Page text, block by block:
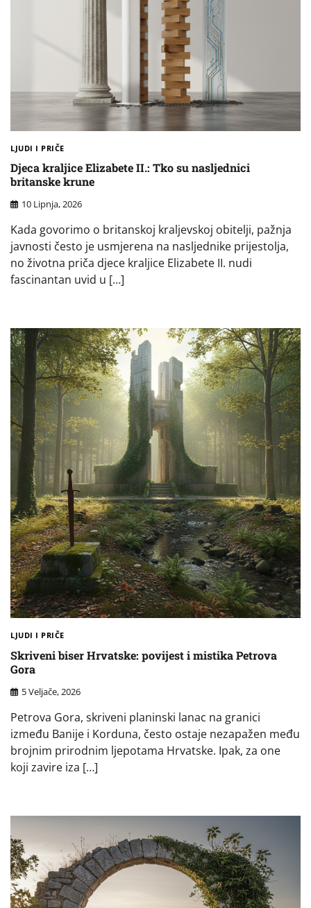
LJUDI I PRIČE
Djeca kraljice Elizabete II.: Tko su nasljednici
britanske krune
10 Lipnja, 2026
Kada govorimo o britanskoj kraljevskoj obitelji, pažnja
javnosti često je usmjerena na nasljednike prijestolja,
no životna priča djece kraljice Elizabete II. nudi
fascinantan uvid u […]
LJUDI I PRIČE
Skriveni biser Hrvatske: povijest i mistika Petrova
Gora
5 Veljače, 2026
Petrova Gora, skriveni planinski lanac na granici
između Banije i Korduna, često ostaje nezapažen među
brojnim prirodnim ljepotama Hrvatske. Ipak, za one
koji zavire iza […]